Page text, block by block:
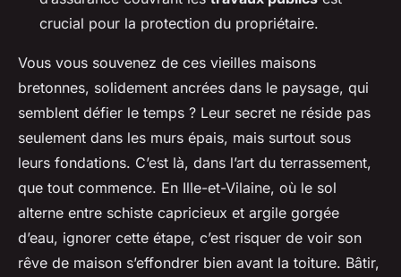
crucial pour la protection du propriétaire.
Vous vous souvenez de ces vieilles maisons
bretonnes, solidement ancrées dans le paysage, qui
semblent défier le temps ? Leur secret ne réside pas
seulement dans les murs épais, mais surtout sous
leurs fondations. C’est là, dans l’art du terrassement,
que tout commence. En Ille-et-Vilaine, où le sol
alterne entre schiste capricieux et argile gorgée
d’eau, ignorer cette étape, c’est risquer de voir son
rêve de maison s’effondrer bien avant la toiture. Bâtir,